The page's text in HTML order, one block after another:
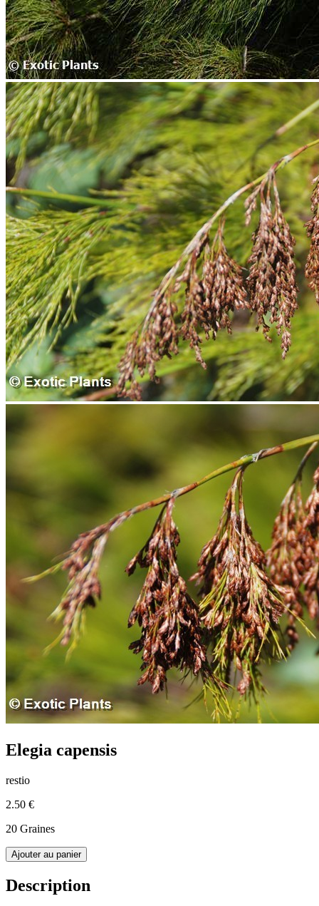
Elegia capensis
restio
2.50 €
20 Graines
Ajouter au panier
Description